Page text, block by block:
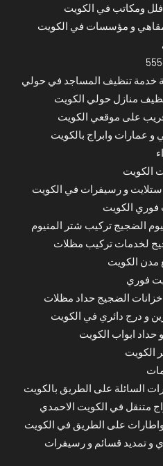
ومكاتب في الكويت
و مؤسسات في الكويت
منازل حولي الكويت
على موقعي الكويت
عمارات وابراج بالكويت
الكويت
فوري الكويت
الضجيج تركيب شتر المنيوم
لخدمات تركيب مظلات
فوري
الضجيج حداد مظلات
و درج دائري في الكويت
ابواب الكويت
الكويت
السائلة على الطريق بالكويت
متنقل في الكويت الاحمدي
على الطريق في الكويت
و تمديد قسائم و رسيفرات